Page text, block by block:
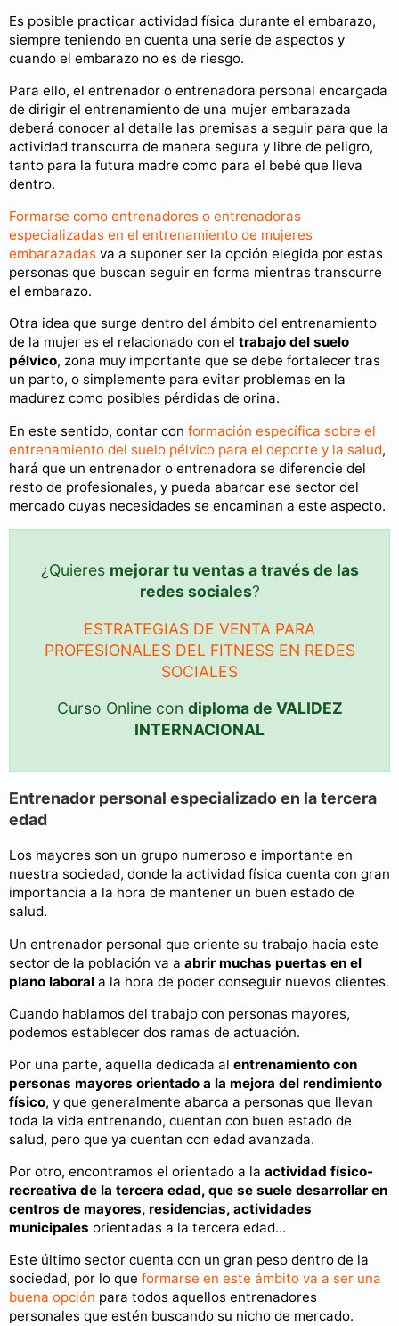
Es posible practicar actividad física durante el embarazo,
siempre teniendo en cuenta una serie de aspectos y
cuando el embarazo no es de riesgo.
Para ello, el entrenador o entrenadora personal encargada
de dirigir el entrenamiento de una mujer embarazada
deberá conocer al detalle las premisas a seguir para que la
actividad transcurra de manera segura y libre de peligro,
tanto para la futura madre como para el bebé que lleva
dentro.
Formarse como entrenadores o entrenadoras
especializadas en el entrenamiento de mujeres
embarazadas va a suponer ser la opción elegida por estas
personas que buscan seguir en forma mientras transcurre
el embarazo.
Otra idea que surge dentro del ámbito del entrenamiento
de la mujer es el relacionado con el trabajo del suelo
pélvico, zona muy importante que se debe fortalecer tras
un parto, o simplemente para evitar problemas en la
madurez como posibles pérdidas de orina.
En este sentido, contar con formación específica sobre el
entrenamiento del suelo pélvico para el deporte y la salud,
hará que un entrenador o entrenadora se diferencie del
resto de profesionales, y pueda abarcar ese sector del
mercado cuyas necesidades se encaminan a este aspecto.
¿Quieres mejorar tu ventas a través de las
redes sociales?
ESTRATEGIAS DE VENTA PARA
PROFESIONALES DEL FITNESS EN REDES
SOCIALES
Curso Online con diploma de VALIDEZ
INTERNACIONAL
Entrenador personal especializado en la tercera
edad
Los mayores son un grupo numeroso e importante en
nuestra sociedad, donde la actividad física cuenta con gran
importancia a la hora de mantener un buen estado de
salud.
Un entrenador personal que oriente su trabajo hacia este
sector de la población va a abrir muchas puertas en el
plano laboral a la hora de poder conseguir nuevos clientes.
Cuando hablamos del trabajo con personas mayores,
podemos establecer dos ramas de actuación.
Por una parte, aquella dedicada al entrenamiento con
personas mayores orientado a la mejora del rendimiento
físico, y que generalmente abarca a personas que llevan
toda la vida entrenando, cuentan con buen estado de
salud, pero que ya cuentan con edad avanzada.
Por otro, encontramos el orientado a la actividad físico-
recreativa de la tercera edad, que se suele desarrollar en
centros de mayores, residencias, actividades
municipales orientadas a la tercera edad...
Este último sector cuenta con un gran peso dentro de la
sociedad, por lo que formarse en este ámbito va a ser una
buena opción para todos aquellos entrenadores
personales que estén buscando su nicho de mercado.